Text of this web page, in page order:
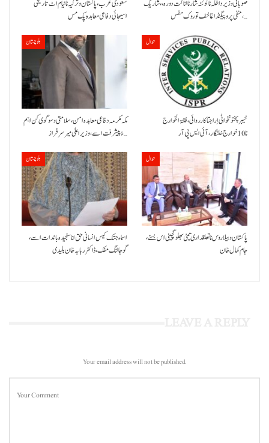
سعودی عرب، پاکستان و ترکیہ نا نیام اٹ تاریخی
اسیجائی دفاعی معاہدہ پک مس
صوبائی وزیر داخلہ نا کوئٹہ شار نا اناگت دورہ،، شاریک
منفی پروپیگنڈا غا خف توروک مفس،…
بلوچستان
مکہ مکرمہ دفاعی معاہدہ امن، سلامتی و سوگوی کن اہم
ءُ پیشرفت اسے،وزیراعلیٰ میر سرفراز…
حوال
خیبر پختونخوا ٹی اِرا جتا کارروائی، فتنۃ الخوارج
نا 10خوارج خلنگار،آئی ایس پی آر
بلوچستان
اسماء جتک کیس انسانی حق انا سنجیدہ باندات اسے،
گوجالنگ مفک،ڈاکٹر ربابہ خان بلیدی
حوال
پاکستان و بیلاروس نا تعلقداری تیٹی بھلو گچینی اس بسنے،
جام کمال خان
Your email address will not be published.